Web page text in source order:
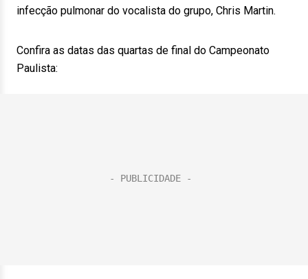
infecção pulmonar do vocalista do grupo, Chris Martin.
Confira as datas das quartas de final do Campeonato
Paulista: